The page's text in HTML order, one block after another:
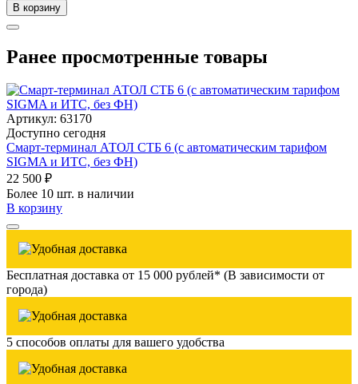
В корзину
Ранее просмотренные товары
Артикул: 63170
Доступно сегодня
Смарт-терминал АТОЛ СТБ 6 (с автоматическим тарифом
SIGMA и ИТС, без ФН)
22 500 ₽
Более 10 шт. в наличии
В корзину
Бесплатная доставка от 15 000 рублей* (В зависимости от
города)
5 способов оплаты для вашего удобства